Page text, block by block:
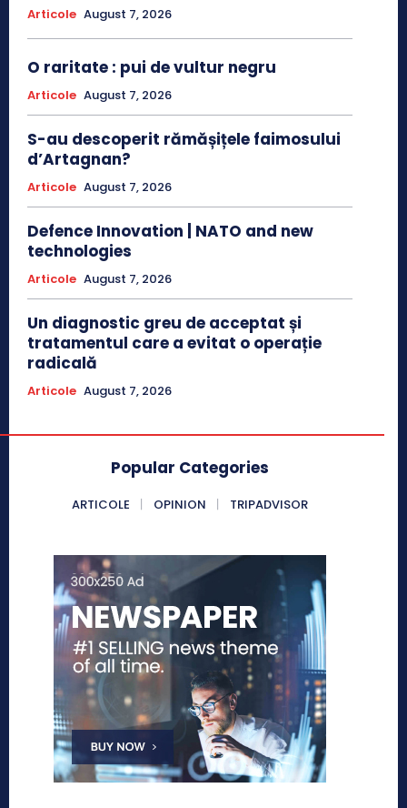
Articole August 7, 2026
O raritate : pui de vultur negru
Articole August 7, 2026
S-au descoperit rămășițele faimosului
d’Artagnan?
Articole August 7, 2026
Defence Innovation | NATO and new
technologies
Articole August 7, 2026
Un diagnostic greu de acceptat și
tratamentul care a evitat o operație
radicală
Articole August 7, 2026
Popular Categories
ARTICOLE OPINION TRIPADVISOR